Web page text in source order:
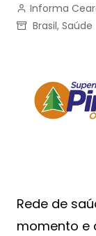
Informa
Brasil, Saúde
Rede de
momento e